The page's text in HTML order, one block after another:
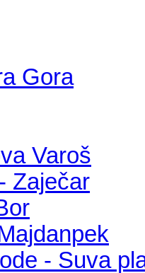
Gora
Varoš
Zaječar
- Suva